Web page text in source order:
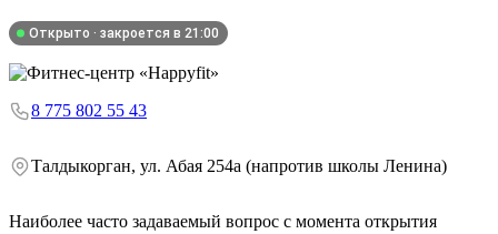
Открыто · закроется в 21:00
8 775 802 55 43
Талдыкорган, ул. Абая 254а (напротив школы Ленина)
Наиболее часто задаваемый вопрос с момента открытия